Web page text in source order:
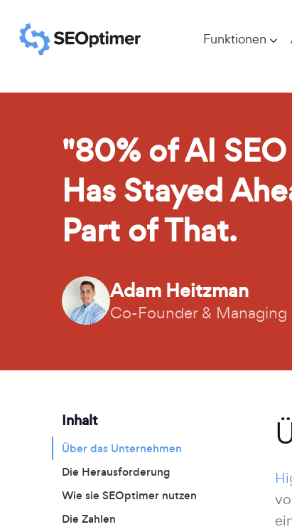
Funktionen
"80% of AI
Has Stayed
Part of That.
Adam Heitzman
Co-Founder & Managing
Inhalt
Über das Unternehmen
Die Herausforderung
Wie sie SEOptimer nutzen
Die Zahlen